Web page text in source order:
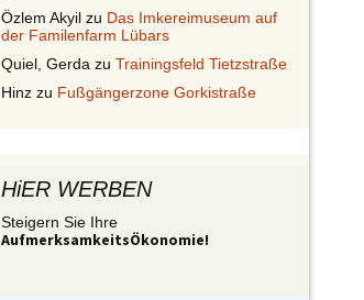
Özlem Akyil zu Das Imkereimuseum auf
der Familenfarm Lübars
Quiel, Gerda zu Trainingsfeld Tietzstraße
Hinz zu Fußgängerzone Gorkistraße
HiER WERBEN
Steigern Sie Ihre
AufmerksamkeitsÖkonomie!